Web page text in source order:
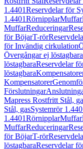
1.4401Reservdelar för
1.4401RörnipplarMuffar
MuffarReduceringar
för BöjarT-rör
för Invändig cirkulation
Övergångar ej löstagbara
löstagbaraReservdelar
löstagbara
Kompensatorer
Förslutningar
Mapress Rostfritt Stål,
Stål, gasSystemrör
1.4401RörnipplarMuffar
MuffarReduceringar
för BöjarT-rör
löstagbaraReservdelar